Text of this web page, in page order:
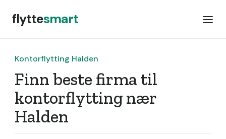
flyttesmart
Kontorflytting Halden
Finn beste firma til
kontorflytting nær
Halden